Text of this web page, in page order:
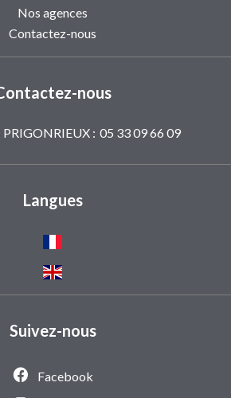
Nos agences
Contactez-nous
nous
: 05 33 09 66 09
Langues
Suivez-nous
Facebook